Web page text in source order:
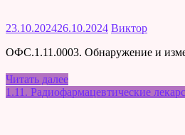
23.10.202426.10.2024 Виктор
ОФС.1.11.0003. Обнаружение и
Читать далее
1.11. Радиофармацевтические